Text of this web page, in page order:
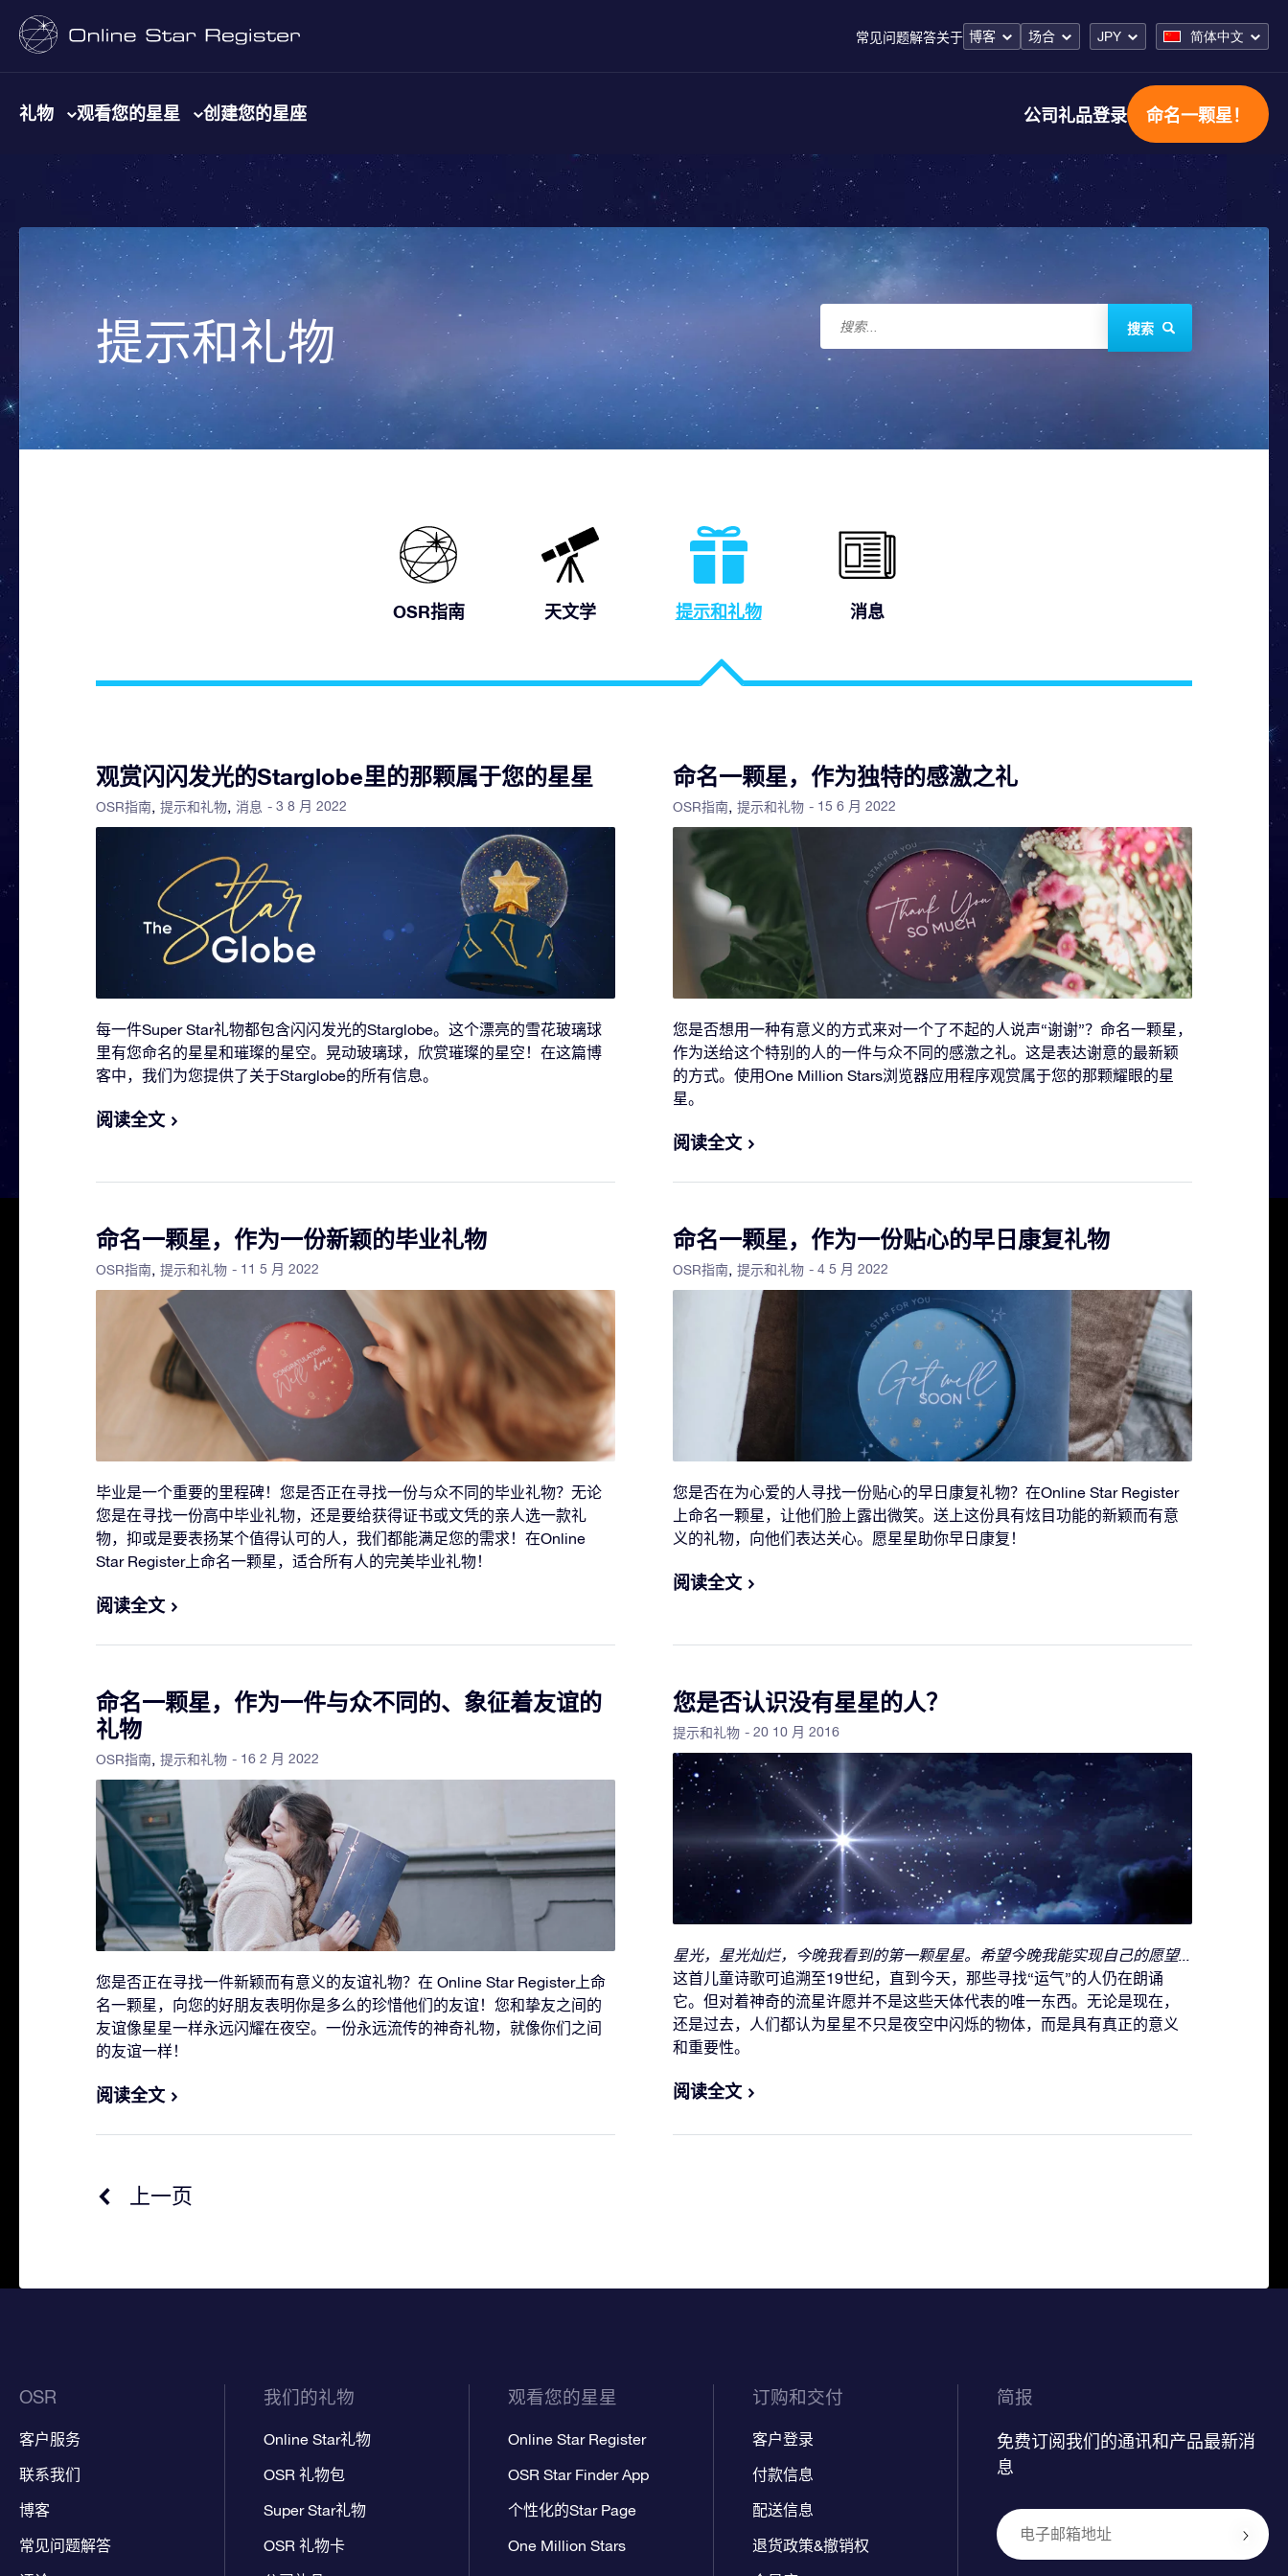
常见问题解答关于 博客 场合 JPY 简体中文
礼物 观看您的星星 创建您的星座 公司礼品登录 命名一颗星！
提示和礼物 搜索
OSR指南 天文学 提示和礼物 消息
观赏闪闪发光的Starglobe里的那颗属于您的星星
OSR指南 提示和礼物 消息 - 3 8 月 2022
每一件Super Star礼物都包含闪闪发光的Starglobe。这个漂亮的雪花玻璃球
里有您命名的星星和璀璨的星空。晃动玻璃球，欣赏璀璨的星空！在这篇博
客中，我们为您提供了关于Starglobe的所有信息。
阅读全文
命名一颗星，作为独特的感激之礼
OSR指南 提示和礼物 - 15 6 月 2022
您是否想用一种有意义的方式来对一个了不起的人说声“谢谢”？命名一颗星，
作为送给这个特别的人的一件与众不同的感激之礼。这是表达谢意的最新颖
的方式。使用One Million Stars浏览器应用程序观赏属于您的那颗耀眼的星
星。
阅读全文
命名一颗星，作为一份新颖的毕业礼物
OSR指南 提示和礼物 - 11 5 月 2022
毕业是一个重要的里程碑！您是否正在寻找一份与众不同的毕业礼物？无论
您是在寻找一份高中毕业礼物，还是要给获得证书或文凭的亲人选一款礼
物，抑或是要表扬某个值得认可的人，我们都能满足您的需求！在Online
Star Register上命名一颗星，适合所有人的完美毕业礼物！
阅读全文
命名一颗星，作为一份贴心的早日康复礼物
OSR指南 提示和礼物 - 4 5 月 2022
您是否在为心爱的人寻找一份贴心的早日康复礼物？在Online Star Register
上命名一颗星，让他们脸上露出微笑。送上这份具有炫目功能的新颖而有意
义的礼物，向他们表达关心。愿星星助你早日康复！
阅读全文
命名一颗星，作为一件与众不同的、象征着友谊的
礼物
OSR指南 提示和礼物 - 16 2 月 2022
您是否正在寻找一件新颖而有意义的友谊礼物？在 Online Star Register上命
名一颗星，向您的好朋友表明你是多么的珍惜他们的友谊！您和挚友之间的
友谊像星星一样永远闪耀在夜空。一份永远流传的神奇礼物，就像你们之间
的友谊一样！
阅读全文
您是否认识没有星星的人？
提示和礼物 - 20 10 月 2016
星光，星光灿烂，今晚我看到的第一颗星星。希望今晚我能实现自己的愿望...
这首儿童诗歌可追溯至19世纪，直到今天，那些寻找“运气”的人仍在朗诵
它。但对着神奇的流星许愿并不是这些天体代表的唯一东西。无论是现在，
还是过去，人们都认为星星不只是夜空中闪烁的物体，而是具有真正的意义
和重要性。
阅读全文
上一页
OSR
客户服务
联系我们
博客
常见问题解答
我们的礼物
Online Star礼物
OSR 礼物包
Super Star礼物
OSR 礼物卡
观看您的星星
Online Star Register
OSR Star Finder App
个性化的Star Page
One Million Stars
订购和交付
客户登录
付款信息
配送信息
退货政策&撤销权
简报
免费订阅我们的通讯和产品最新消
息